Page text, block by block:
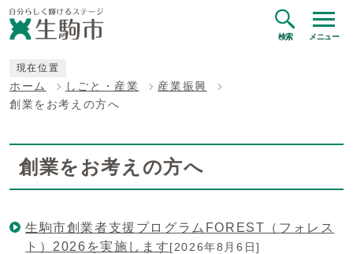
検索 メニュー
現在位置
ホーム しごと・産業
産業振興
創業をお考えの方へ
創業をお考えの方へ
生駒市創業者支援プログラムFOREST（フォレス
ト）2026を実施します[2026年8月6日]